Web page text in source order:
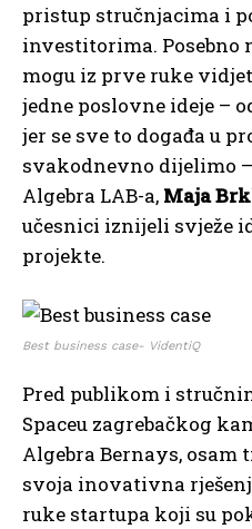
pristup stručnjacima i
investitorima. Posebno
mogu iz prve ruke
jedne poslovne ideje –
jer se sve to događa u
svakodnevno dijelimo
Algebra LAB-a, Maja
učesnici iznijeli svježe
projekte.
Best business case- VidentiQ
Pred publikom i
Spaceu zagrebačkog
Algebra Bernays,
svoja inovativna
ruke startupa koji su